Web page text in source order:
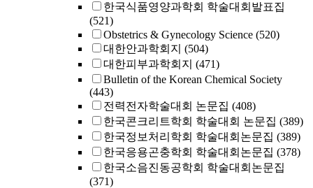
한국식품영양과학회 학술대회발표집
(521)
Obstetrics & Gynecology Science (520)
대한안과학회지 (504)
대한피부과학회지 (471)
Bulletin of the Korean Chemical Society
(443)
전력전자학술대회 논문집 (408)
한국콘크리트학회 학술대회 논문집 (389)
한국정보처리학회 학술대회논문집 (389)
한국응용곤충학회 학술대회논문집 (378)
한국소음진동공학회 학술대회논문집
(371)